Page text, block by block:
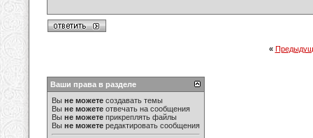
«
Ваши права в разделе
Вы не можете создавать темы
Вы не можете отвечать на сообщения
Вы не можете прикреплять файлы
Вы не можете редактировать сообщения